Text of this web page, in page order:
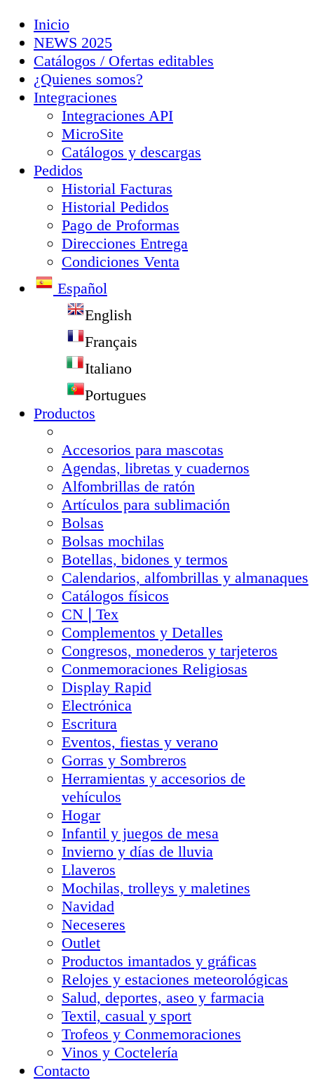
Inicio
NEWS 2025
Catálogos / Ofertas editables
¿Quienes somos?
Integraciones
Integraciones API
MicroSite
Catálogos y descargas
Pedidos
Historial Facturas
Historial Pedidos
Pago de Proformas
Direcciones Entrega
Condiciones Venta
Español
English
Français
Italiano
Portugues
Productos
Accesorios para mascotas
Agendas, libretas y cuadernos
Alfombrillas de ratón
Artículos para sublimación
Bolsas
Bolsas mochilas
Botellas, bidones y termos
Calendarios, alfombrillas y almanaques
Catálogos físicos
CN❘Tex
Complementos y Detalles
Congresos, monederos y tarjeteros
Conmemoraciones Religiosas
Display Rapid
Electrónica
Escritura
Eventos, fiestas y verano
Gorras y Sombreros
Herramientas y accesorios de
vehículos
Hogar
Infantil y juegos de mesa
Invierno y días de lluvia
Llaveros
Mochilas, trolleys y maletines
Navidad
Neceseres
Outlet
Productos imantados y gráficas
Relojes y estaciones meteorológicas
Salud, deportes, aseo y farmacia
Textil, casual y sport
Trofeos y Conmemoraciones
Vinos y Coctelería
Contacto